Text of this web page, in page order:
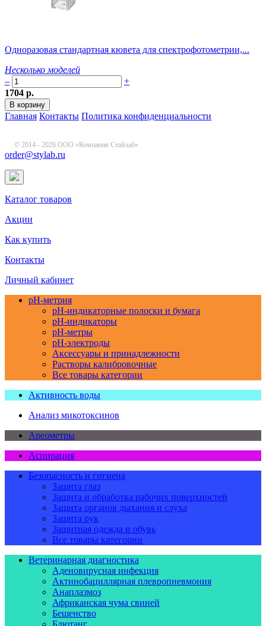
Одноразовая стандартная кювета для спектрофотометрии,...
Несколько моделей
–
+
1704 р.
Главная Контакты Политика конфиденциальности
© 2014 - 2026 ООО «Компания Стайлаб»
order@stylab.ru
Каталог товаров
Акции
Как купить
Контакты
Личный кабинет
pH-метрия
pH-индикаторные полоски и бумага
pH-индикаторы
pH-метры
pH-электроды
Аксессуары и принадлежности
Растворы калибровочные
Все товары категории
Активность воды
Анализ микотоксинов
Ареометры
Аспирация
Безопасность и гигиена
Защита глаз
Защита и обработка рабочих поверхностей
Защита органов дыхания и слуха
Защита рук
Защитная одежда и обувь
Все товары категории
Ветеринарная диагностика
Аденовирусная инфекция
Актинобациллярная плевропневмония
Анаплазмоз
Африканская чума свиней
Бешенство
Блютанг